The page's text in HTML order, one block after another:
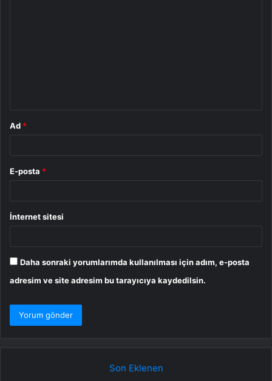
Ad *
E-posta *
İnternet sitesi
Daha sonraki yorumlarımda kullanılması için adım, e-posta
adresim ve site adresim bu tarayıcıya kaydedilsin.
Son Eklenen